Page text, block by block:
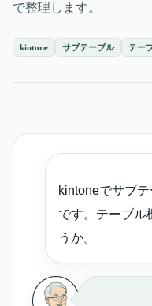
で整理します。
kintone サブテーブル テー
kintoneでサブ
です。テーブル
うか。